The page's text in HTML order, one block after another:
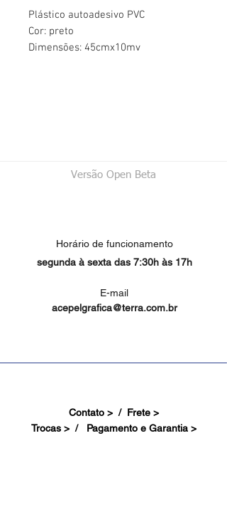
Plástico autoadesivo PVC
Cor: preto
Dimensões: 45cmx10mv
Versão Open Beta
Horário de funcionamento
segunda à sexta das 7:30h às 17h
E-mail
acepelgrafica@terra.com.br
Contato > / Frete >
Trocas > / Pagamento e Garantia >